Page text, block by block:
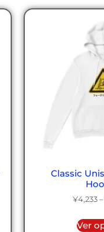
Classic
¥4,233 –
Ver